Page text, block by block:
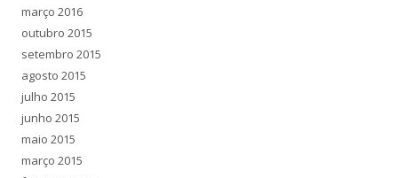
março 2016
outubro 2015
setembro 2015
agosto 2015
julho 2015
junho 2015
maio 2015
março 2015